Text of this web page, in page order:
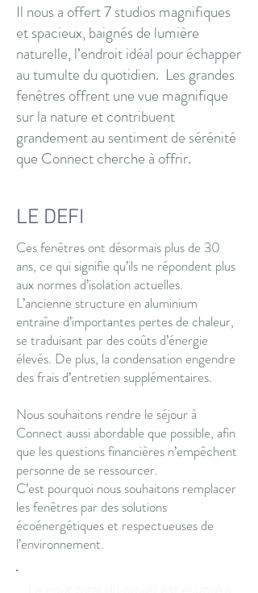
Il nous a offert 7 studios magnifiques
et spacieux, baignés de lumière
naturelle, l’endroit idéal pour échapper
au tumulte du quotidien. Les grandes
fenêtres offrent une vue magnifique
sur la nature et contribuent
grandement au sentiment de sérénité
que Connect cherche à offrir.
LE DEFI
Ces fenêtres ont désormais plus de 30
ans, ce qui signifie qu’ils ne répondent plus
aux normes d’isolation actuelles.
L’ancienne structure en aluminium
entraîne d’importantes pertes de chaleur,
se traduisant par des coûts d’énergie
élevés. De plus, la condensation engendre
des frais d’entretien supplémentaires.
Nous souhaitons rendre le séjour à
Connect aussi abordable que possible, afin
que les questions financières n’empêchent
personne de se ressourcer.
C’est pourquoi nous souhaitons remplacer
les fenêtres par des solutions
écoénergétiques et respectueuses de
l’environnement.